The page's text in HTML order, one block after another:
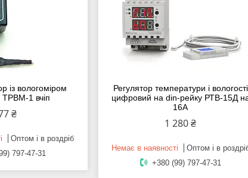
із вологоміром
1 вчіп
₴
Оптом і в роздріб
797-47-31
Регулятор температури і вологості
цифровий на din-рейку РТВ-15Д
16А
1 280 ₴
Немає в наявності
Оптом і в
+380 (99) 797-47-31